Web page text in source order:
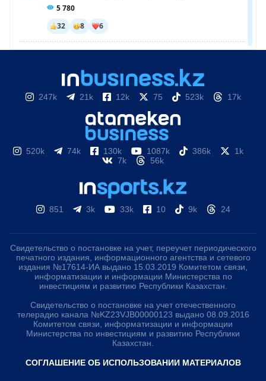
247k 21k 12k 75 523k 17k
520k 74k 130k 1087k 386k
1k
7k
56k
851 3k 33k 10 9k 24
Свидетельство о постановке на учет, переучет периодического
печатного издания, информационного агентства и сетевого
издания №17614-ИА выдано 15.03.2019 Комитетом связи,
информатизации и информации Министерства по
инвестициям и развитию Республики Казахстан.
Свидетельство о постановке на учет отечественного
телерадио канала №KZ23VJB00000123 выдано 08.09.2016
Комитетом связи, информатизации и информации
Министерства по инвестициям и развитию Республики
Казахстан.
СОГЛАШЕНИЕ ОБ ИСПОЛЬЗОВАНИИ МАТЕРИАЛОВ